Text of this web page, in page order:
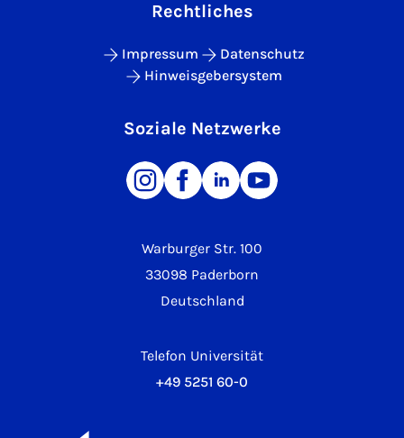
Warburger Str. 100
33098 Paderborn
Deutschland
Telefon Universität
+49 5251 60-0
Rechtliches
Impressum
Datenschutz
Hinweisgebersystem
Soziale Netzwerke